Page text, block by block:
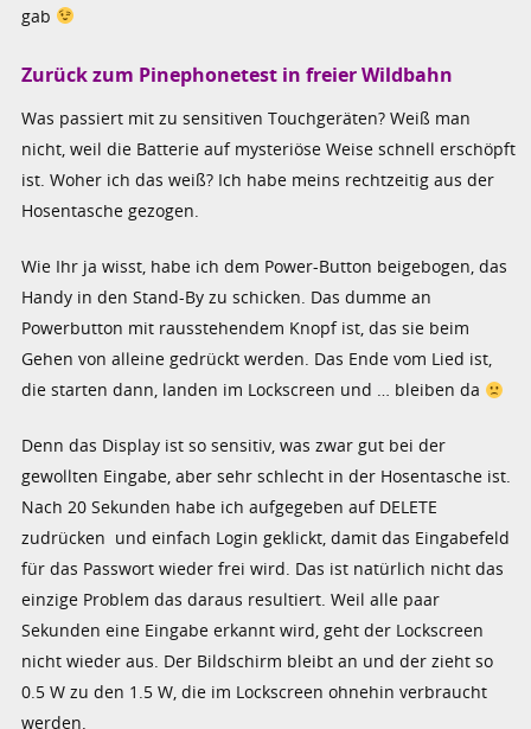
gab
Zurück zum Pinephonetest in freier Wildbahn
Was passiert mit zu sensitiven Touchgeräten? Weiß man
nicht, weil die Batterie auf mysteriöse Weise schnell erschöpft
ist. Woher ich das weiß? Ich habe meins rechtzeitig aus der
Hosentasche gezogen.
Wie Ihr ja wisst, habe ich dem Power-Button beigebogen, das
Handy in den Stand-By zu schicken. Das dumme an
Powerbutton mit rausstehendem Knopf ist, das sie beim
Gehen von alleine gedrückt werden. Das Ende vom Lied ist,
die starten dann, landen im Lockscreen und … bleiben da
Denn das Display ist so sensitiv, was zwar gut bei der
gewollten Eingabe, aber sehr schlecht in der Hosentasche ist.
Nach 20 Sekunden habe ich aufgegeben auf DELETE
zudrücken und einfach Login geklickt, damit das Eingabefeld
für das Passwort wieder frei wird. Das ist natürlich nicht das
einzige Problem das daraus resultiert. Weil alle paar
Sekunden eine Eingabe erkannt wird, geht der Lockscreen
nicht wieder aus. Der Bildschirm bleibt an und der zieht so
0.5 W zu den 1.5 W, die im Lockscreen ohnehin verbraucht
werden.